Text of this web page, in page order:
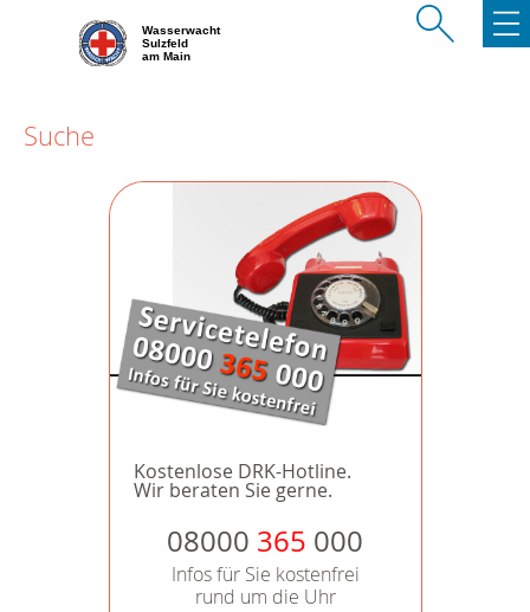
Wasserwacht
Sulzfeld
am Main
Suche
Kostenlose DRK-Hotline.
Wir beraten Sie gerne.
08000 365 000
Infos für Sie kostenfrei
rund um die Uhr